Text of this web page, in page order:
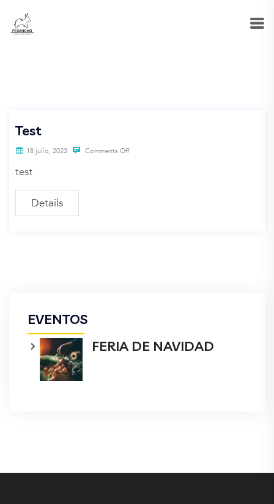
Test
18 julio, 2023 Comments Off
test
Details
EVENTOS
FERIA DE NAVIDAD